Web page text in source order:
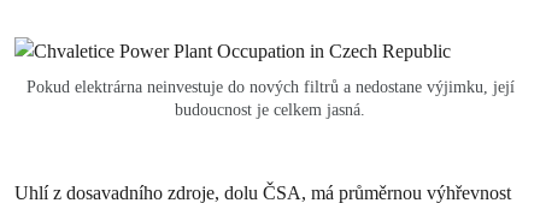
Pokud elektrárna neinvestuje do nových filtrů a nedostane výjimku, její
budoucnost je celkem jasná.
Uhlí z dosavadního zdroje, dolu ČSA, má průměrnou výhřevnost